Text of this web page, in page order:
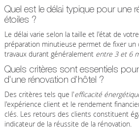
Quel est le délai typique pour une
étoiles ?
Le délai varie selon la taille et l'état de
préparation minutieuse permet de fixer un
travaux durant généralement entre 3 et 6
Quels critères sont essentiels
d'une rénovation d'hôtel ?
Des critères tels que l'efficacité
l'expérience client et le rendement
clés. Les retours des clients constituent
indicateur de la réussite de la rénovation.